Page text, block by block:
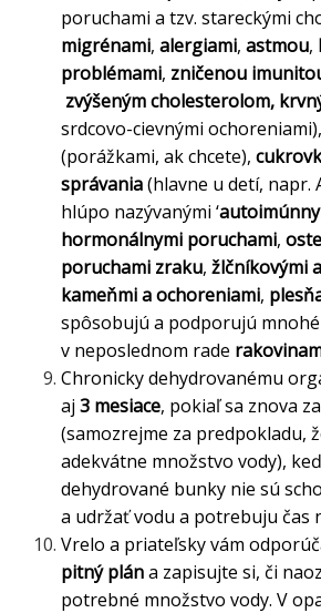
poruchami a tzv. stareckými
migrénami, alergiami, astmou,
problémami, zničenou
zvýšeným cholesterolom,
srdcovo-cievnými ochoreniami),
(porážkami, ak chcete),
správania(hlavne u detí, napr.
hlúpo nazývanými ‘
hormonálnymi poruchami,
poruchami zraku, žlčníkovými
kameňmi a ochoreniami,
spôsobujú a podporujú
v neposlednom rade
Chronicky dehydrovanému
aj 3 mesiace, pokiaľ sa znova
(samozrejme za predpokladu,
adekvátne množstvo vody),
dehydrované bunky nie sú
a udržať vodu a potrebuju čas
Vrelo a priateľsky vám
pitný plána zapisujte si, či
potrebné množstvo vody. V